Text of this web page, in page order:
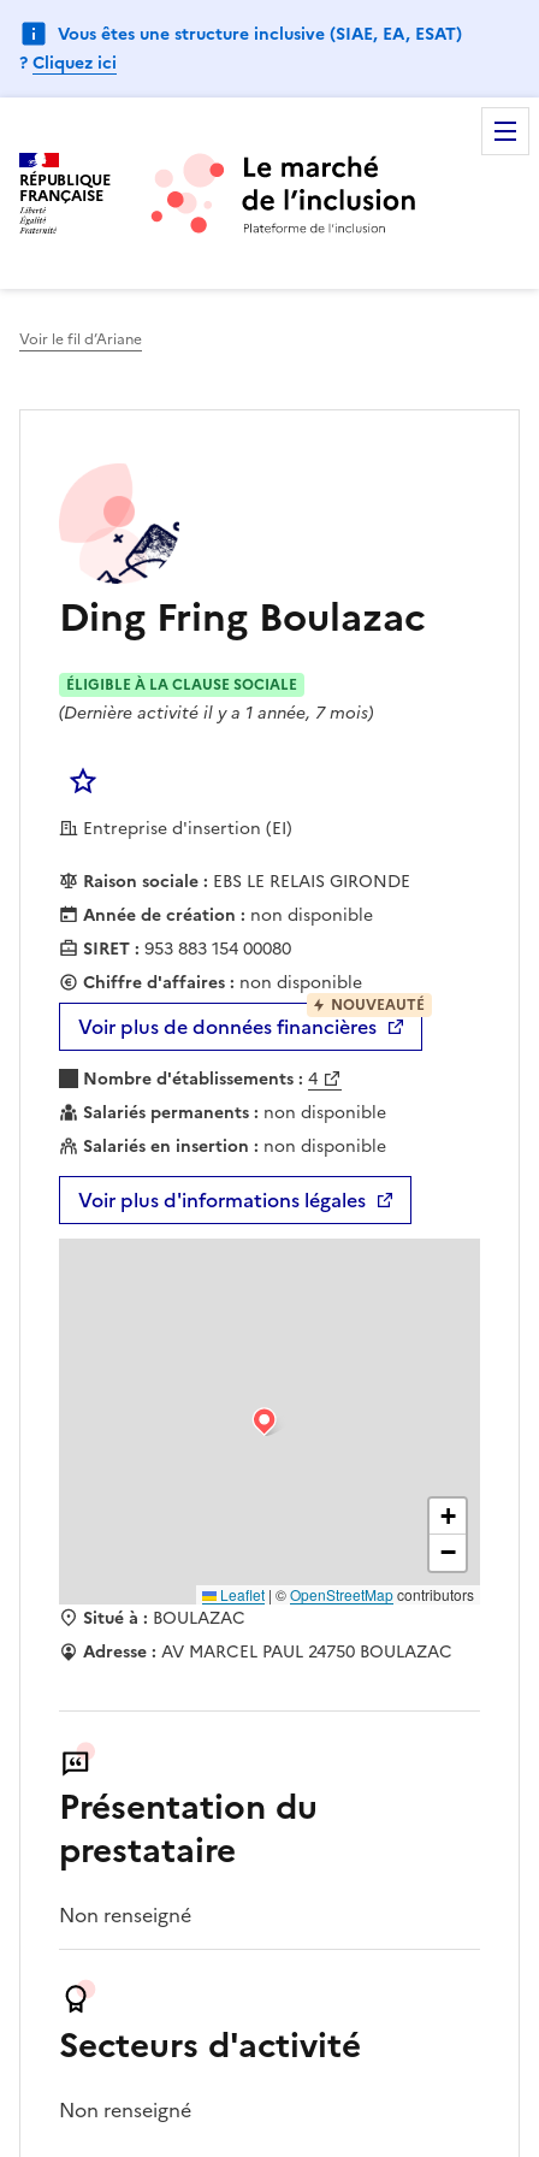
Vous êtes une structure inclusive (SIAE, EA, ESAT)
?Cliquez ici
RÉPUBLIQUE
FRANÇAISE
Voir le fil d’Ariane
Ding Fring Boulazac
ÉLIGIBLE À LA CLAUSE SOCIALE
(Dernière activité il y a 1 année, 7 mois)
Entreprise d'insertion (EI)
Raison sociale : EBS LE RELAIS GIRONDE
Année de création : non disponible
SIRET : 953 883 154 00080
Chiffre d'affaires : non disponible
Voir plus de données financières
NOUVEAUTÉ
Nombre d'établissements : 4
Salariés permanents : non disponible
Salariés en insertion : non disponible
Voir plus d'informations légales
+
−
Leaflet | ©OpenStreetMapcontributors
Situé à : BOULAZAC
Adresse : AV MARCEL PAUL 24750 BOULAZAC
Présentation du
prestataire
Non renseigné
Secteurs d'activité
Non renseigné